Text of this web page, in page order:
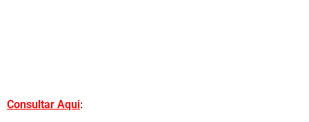
Consultar Aqui: